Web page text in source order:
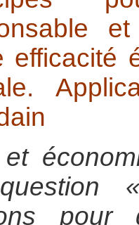
efficacité
pour